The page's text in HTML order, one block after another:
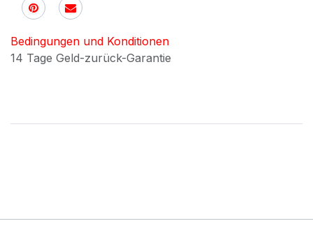
Bedingungen und Konditionen
14 Tage Geld-zurück-Garantie